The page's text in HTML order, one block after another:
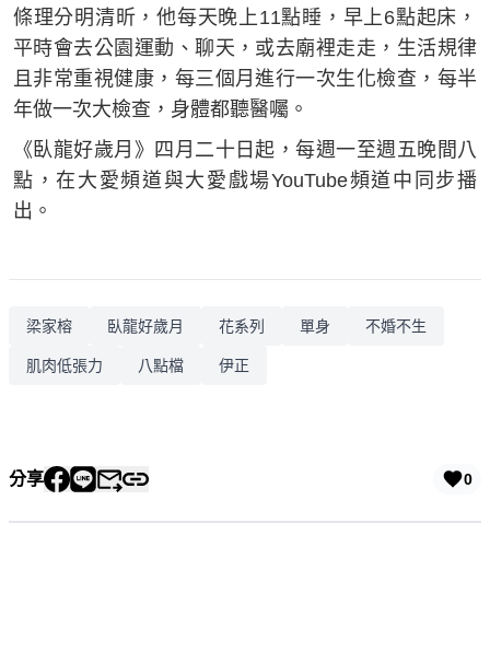
條理分明清昕，他每天晚上11點睡，早上6點起床，
平時會去公園運動、聊天，或去廟裡走走，生活規律
且非常重視健康，每三個月進行一次生化檢查，每半
年做一次大檢查，身體都聽醫囑。
《臥龍好歲月》四月二十日起，每週一至週五晚間八
點，在大愛頻道與大愛戲場YouTube頻道中同步播
出。
梁家榕 臥龍好歲月 花系列 單身 不婚不生
肌肉低張力 八點檔 伊正
分享 0